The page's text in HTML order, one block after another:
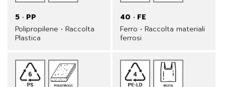
5 · PP
Polipropilene • Raccolta
Plastica
40 · FE
Ferro • Raccolta materiali
ferrosi